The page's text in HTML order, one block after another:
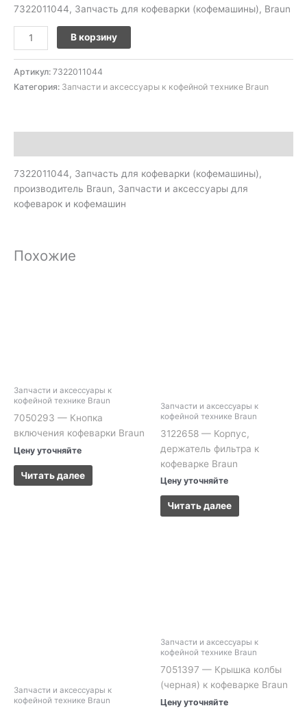
7322011044, Запчасть для кофеварки (кофемашины), Braun
В корзину
Артикул: 7322011044
Категория: Запчасти и аксессуары к кофейной технике Braun
7322011044, Запчасть для кофеварки (кофемашины),
производитель Braun, Запчасти и аксессуары для
кофеварок и кофемашин
Похожие
Запчасти и аксессуары к
кофейной технике Braun
7050293 — Кнопка
включения кофеварки Braun
Цену уточняйте
Читать далее
Запчасти и аксессуары к
кофейной технике Braun
3122658 — Корпус,
держатель фильтра к
кофеварке Braun
Цену уточняйте
Читать далее
Запчасти и аксессуары к
кофейной технике Braun
Запчасти и аксессуары к
кофейной технике Braun
7051397 — Крышка колбы
(черная) к кофеварке Braun
Цену уточняйте